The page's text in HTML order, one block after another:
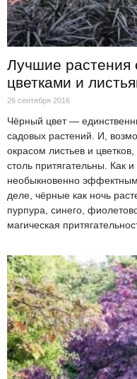
Лучшие растения
цветками и
26 сентября 2016
Чёрный цвет —
садовых растений. И,
окрасом листьев и
столь притягательны. Как
необыкновенно
деле, чёрные как ночь
пурпура, синего,
магическая